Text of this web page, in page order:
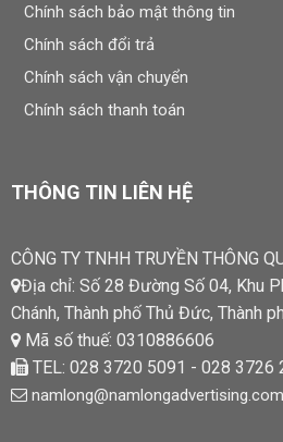
Chính sách bảo mật thông tin
Chính sách đổi trả
Chính sách vận chuyển
Chính sách thanh toán
THÔNG TIN LIÊN HỆ
CÔNG TY TNHH TRUYỀN THÔNG
Địa chỉ: Số 28 Đường Số 04, Khu
Chánh, Thành phố Thủ Đức, Thành
Mã số thuế: 0310886606
TEL: 028 3720 5091 - 028 3726
namlong@namlongadvertising.com